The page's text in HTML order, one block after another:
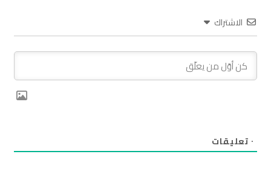
الاشتراك
٠ تعليقات